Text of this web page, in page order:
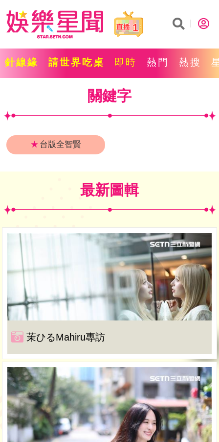
1
針線緣 請世界吃桌 即時 熱門 熱搜
關鍵字
★ 台版全智賢
最新圖輯
茉ひるMahiru專訪